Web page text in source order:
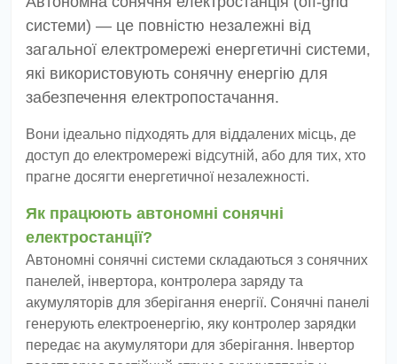
системи) — це повністю незалежні від
загальної електромережі енергетичні системи,
які використовують сонячну енергію для
забезпечення електропостачання.
Вони ідеально підходять для віддалених місць, де
доступ до електромережі відсутній, або для тих, хто
прагне досягти енергетичної незалежності.
Як працюють автономні сонячні
електростанції?
Автономні сонячні системи складаються з сонячних
панелей, інвертора, контролера заряду та
акумуляторів для зберігання енергії. Сонячні панелі
генерують електроенергію, яку контролер зарядки
передає на акумулятори для зберігання. Інвертор